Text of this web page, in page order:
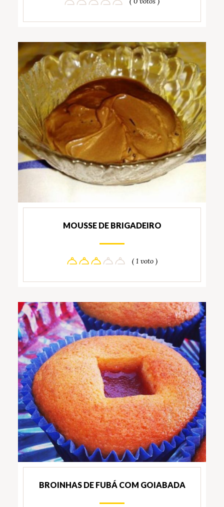
MOUSSE DE BRIGADEIRO
( 1 voto )
BROINHAS DE FUBÁ COM GOIABADA